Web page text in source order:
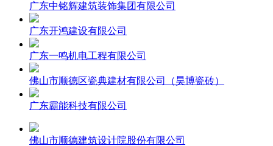
广东中铭辉建筑装饰集团有限公司
广东开鸿建设有限公司
广东一鸣机电工程有限公司
佛山市顺德区瓷典建材有限公司（昊博瓷砖）
广东霸能科技有限公司
佛山市顺德建筑设计院股份有限公司